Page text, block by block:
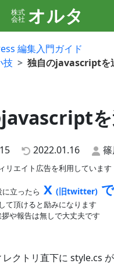
株式
会社 オルタ
編集入門ガイド
技
独自のjavascriptを
を
2022.01.16
リエイト広告を利用しています
立ったら X (旧twitter)
して頂けると励みになります
拶や報告は無しで大丈夫です
クトリ直下に style.cs